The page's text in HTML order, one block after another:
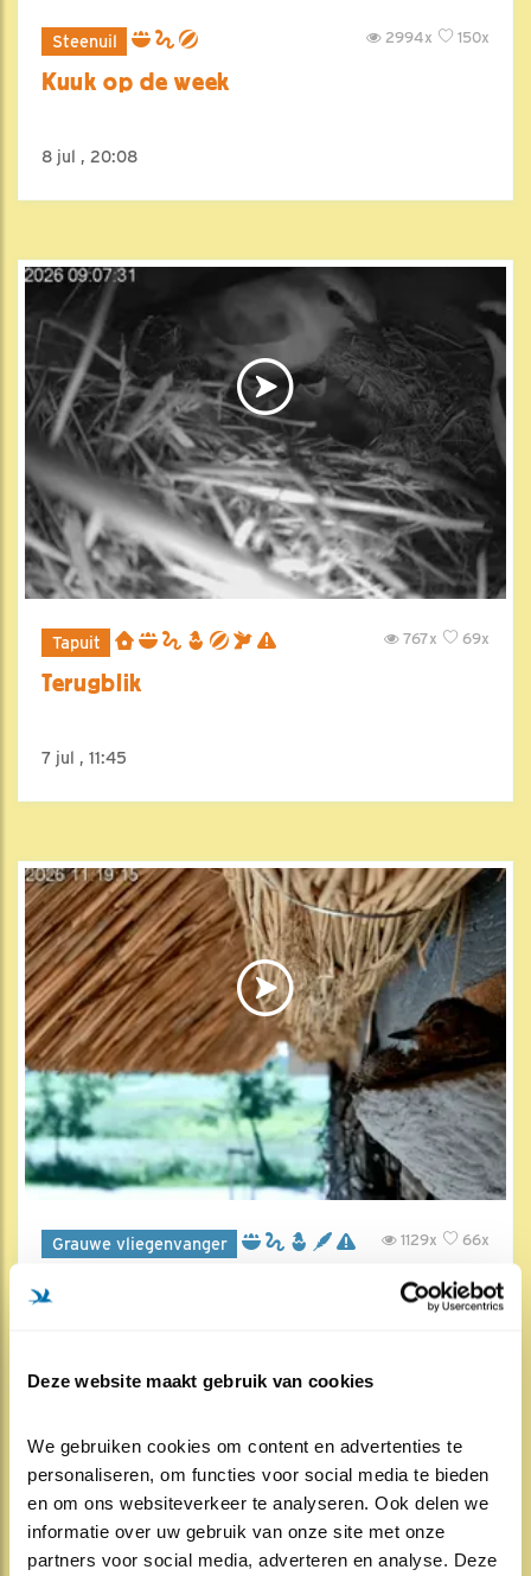
Deze website maakt gebruik van cookies
We gebruiken cookies om content en advertenties te
personaliseren, om functies voor social media te bieden
en om ons websiteverkeer te analyseren. Ook delen we
informatie over uw gebruik van onze site met onze
partners voor social media, adverteren en analyse. Deze
Steenuil 150x
2994x
Kuuk op de week
8 jul , 20:08
Tapuit 69x
767x
Terugblik
7 jul , 11:45
Grauwe vliegenvanger 66x
1129x
Terugblik grauwe vliegenvanger